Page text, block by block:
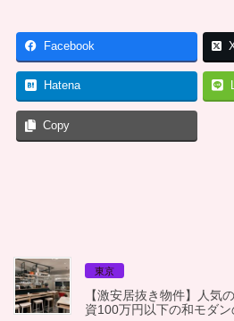
Facebook
Hatena
Copy
東京
【激安居抜き物件】人気
資100万円以下の和モダン